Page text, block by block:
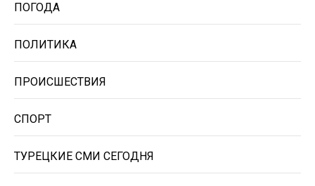
ПОГОДА
ПОЛИТИКА
ПРОИСШЕСТВИЯ
СПОРТ
ТУРЕЦКИЕ СМИ СЕГОДНЯ